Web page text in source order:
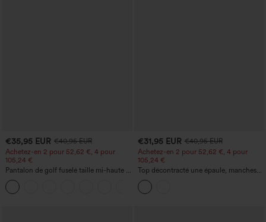
€35,95 EUR €40,95 EUR
Achetez-en 2 pour 52,62 €, 4 pour
105,24 €
Pantalon de golf fuselé taille mi-haute à
cordon, ourlet incurvé, séchage rapide,
avec poches — UPF40+
€31,95 EUR €40,95 EUR
Achetez-en 2 pour 52,62 €, 4 pour
105,24 €
Top décontracté une épaule, manches
courtes, ourlet arrondi hi-low,
soutien‑gorge intégré, motif à pois